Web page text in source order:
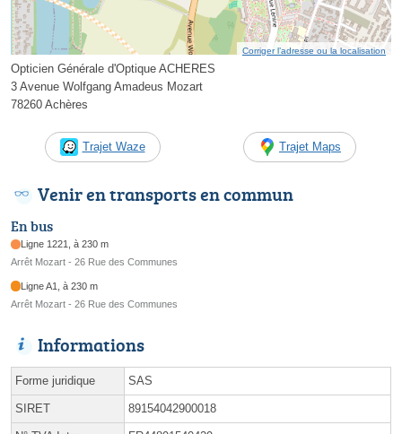
Corriger l’adresse ou la localisation
Opticien Générale d'Optique ACHERES
3 Avenue Wolfgang Amadeus Mozart
78260 Achères
Trajet Waze Trajet Maps
Venir en transports en commun
En bus
Ligne 1221, à 230 m
Arrêt Mozart - 26 Rue des Communes
Ligne A1, à 230 m
Arrêt Mozart - 26 Rue des Communes
Informations
Forme juridique SAS
SIRET 89154042900018